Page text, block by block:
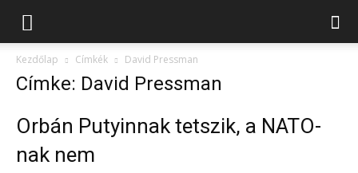
Kezdőlap Címkék David Pressman
Címke: David Pressman
Orbán Putyinnak tetszik, a NATO-
nak nem